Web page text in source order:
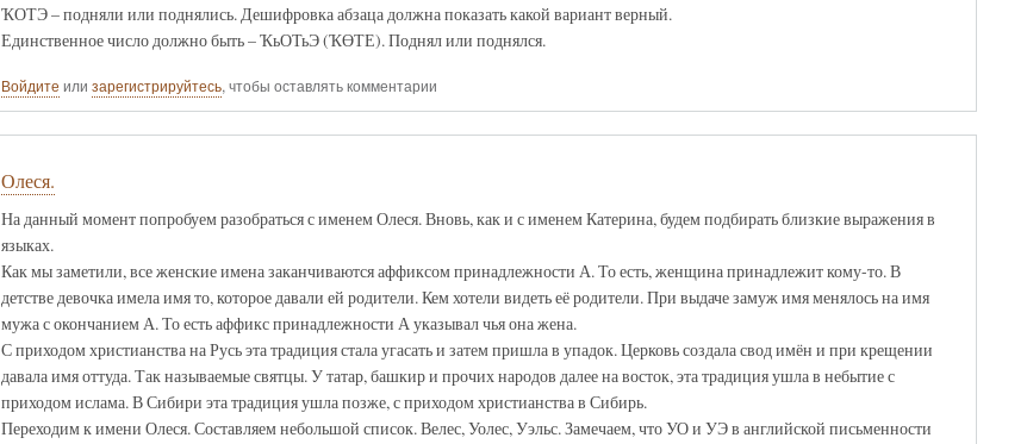
ҠОТЭ – подняли или поднялись. Дешифровка абзаца должна показать какой вариант верный.
Единственное число должно быть – ҠьОТьЭ (ҠӨТЕ). Поднял или поднялся.
Войдите или зарегистрируйтесь, чтобы оставлять комментарии
Олеся.
На данный момент попробуем разобраться с именем Олеся. Вновь, как и с именем Катерина, будем подбирать близкие выражения в
языках.
Как мы заметили, все женские имена заканчиваются аффиксом принадлежности А. То есть, женщина принадлежит кому-то. В
детстве девочка имела имя то, которое давали ей родители. Кем хотели видеть её родители. При выдаче замуж имя менялось на имя
мужа с окончанием А. То есть аффикс принадлежности А указывал чья она жена.
С приходом христианства на Русь эта традиция стала угасать и затем пришла в упадок. Церковь создала свод имён и при крещении
давала имя оттуда. Так называемые святцы. У татар, башкир и прочих народов далее на восток, эта традиция ушла в небытие с
приходом ислама. В Сибири эта традиция ушла позже, с приходом христианства в Сибирь.
Переходим к имени Олеся. Составляем небольшой список. Велес, Уолес, Уэльс. Замечаем, что УО и УЭ в английской письменности